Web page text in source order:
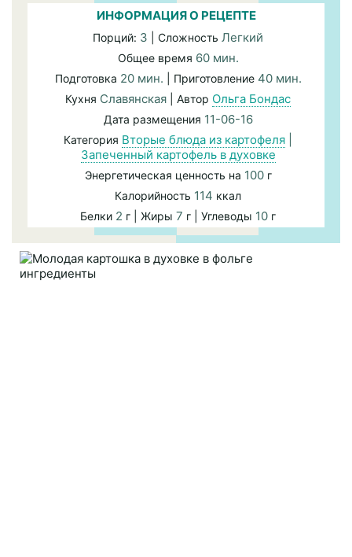
ИНФОРМАЦИЯ О РЕЦЕПТЕ
Порций: 3 | Сложность Легкий
Общее время 60 мин.
Подготовка 20 мин. | Приготовление 40 мин.
Кухня Славянская | Автор Ольга Бондас
Дата размещения 11-06-16
Категория Вторые блюда из картофеля
Запеченный картофель в духовке
Энергетическая ценность на 100г
Калорийность 114 ккал
Белки 2 г | Жиры 7 г | Углеводы 10 г